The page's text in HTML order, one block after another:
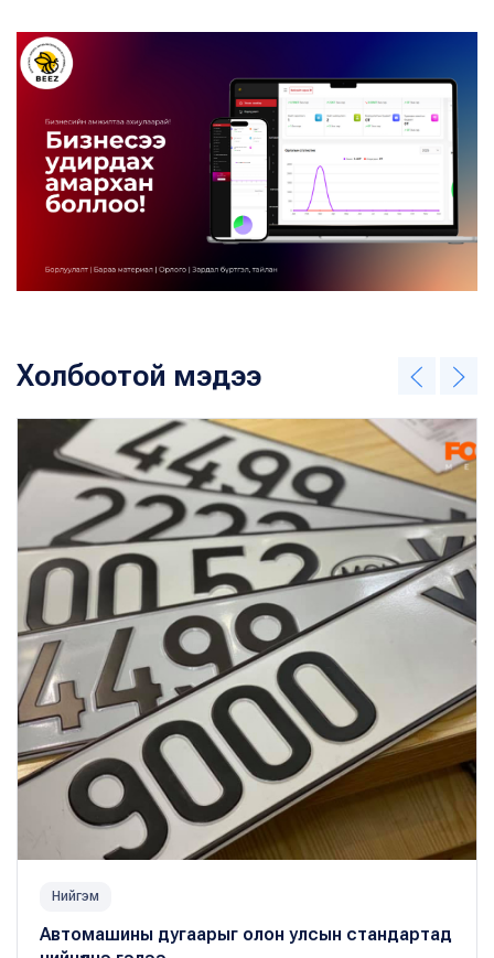
Холбоотой мэдээ
Нийгэм
Автомашины дугаарыг олон улсын стандартад